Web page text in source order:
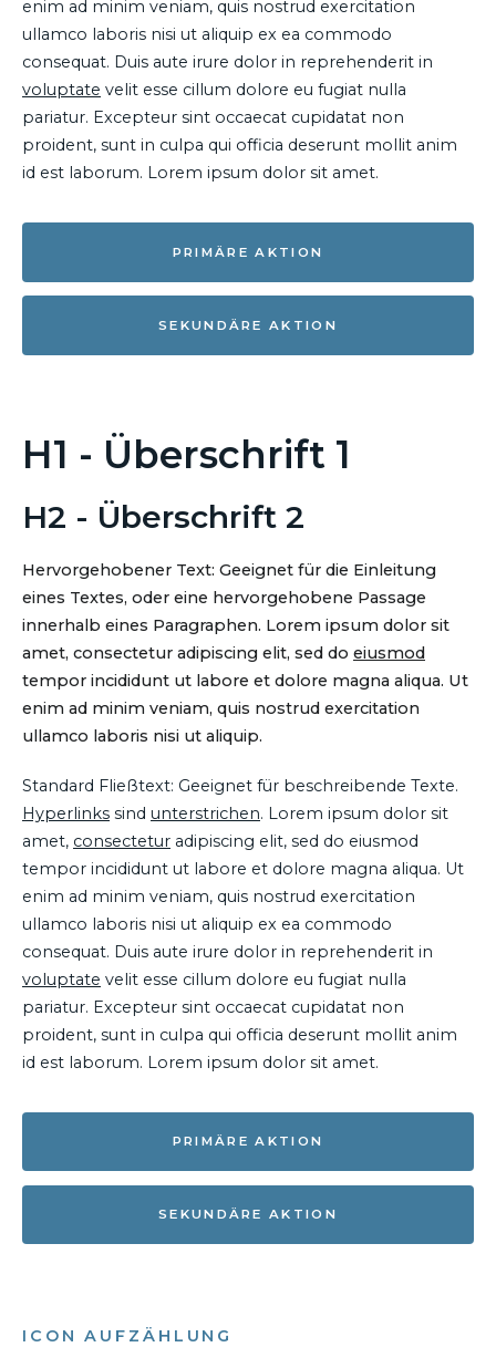
enim ad minim veniam, quis nostrud exercitation
ullamco laboris nisi ut aliquip ex ea commodo
consequat. Duis aute irure dolor in reprehenderit in
voluptate velit esse cillum dolore eu fugiat nulla
pariatur. Excepteur sint occaecat cupidatat non
proident, sunt in culpa qui officia deserunt mollit anim
id est laborum. Lorem ipsum dolor sit amet.
PRIMÄRE AKTION
SEKUNDÄRE AKTION
H1 - Überschrift 1
H2 - Überschrift 2
Hervorgehobener Text: Geeignet für die Einleitung
eines Textes, oder eine hervorgehobene Passage
innerhalb eines Paragraphen. Lorem ipsum dolor sit
amet, consectetur adipiscing elit, sed do eiusmod
tempor incididunt ut labore et dolore magna aliqua. Ut
enim ad minim veniam, quis nostrud exercitation
ullamco laboris nisi ut aliquip.
Standard Fließtext: Geeignet für beschreibende Texte.
Hyperlinks sind unterstrichen. Lorem ipsum dolor sit
amet, consectetur adipiscing elit, sed do eiusmod
tempor incididunt ut labore et dolore magna aliqua. Ut
enim ad minim veniam, quis nostrud exercitation
ullamco laboris nisi ut aliquip ex ea commodo
consequat. Duis aute irure dolor in reprehenderit in
voluptate velit esse cillum dolore eu fugiat nulla
pariatur. Excepteur sint occaecat cupidatat non
proident, sunt in culpa qui officia deserunt mollit anim
id est laborum. Lorem ipsum dolor sit amet.
PRIMÄRE AKTION
SEKUNDÄRE AKTION
ICON AUFZÄHLUNG